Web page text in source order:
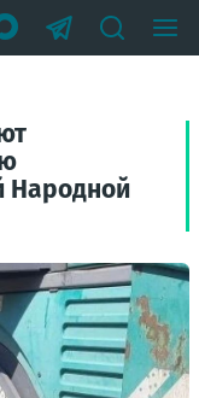
Народной